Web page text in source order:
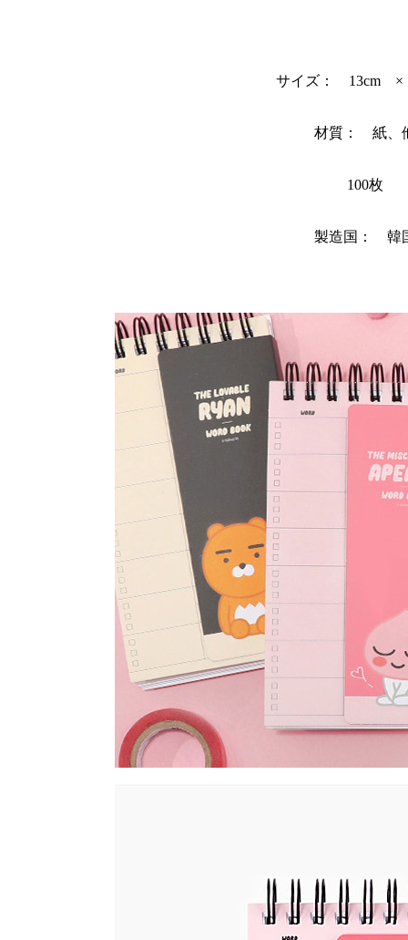
サイズ： 13cm ×
材質： 紙、
100枚
製造国： 韓